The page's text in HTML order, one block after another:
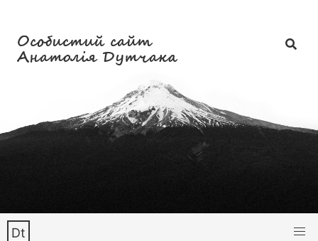
Особистий сайт
Анатолія Дутчака
Dt